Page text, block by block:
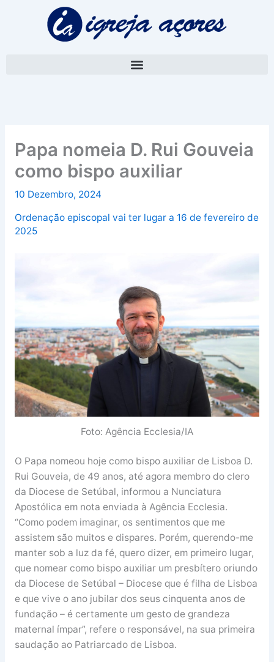
Papa nomeia D. Rui Gouveia
como bispo auxiliar
10 Dezembro, 2024
Ordenação episcopal vai ter lugar a 16 de fevereiro de
2025
Foto: Agência Ecclesia/IA
O Papa nomeou hoje como bispo auxiliar de Lisboa D.
Rui Gouveia, de 49 anos, até agora membro do clero
da Diocese de Setúbal, informou a Nunciatura
Apostólica em nota enviada à Agência Ecclesia.
“Como podem imaginar, os sentimentos que me
assistem são muitos e dispares. Porém, querendo-me
manter sob a luz da fé, quero dizer, em primeiro lugar,
que nomear como bispo auxiliar um presbítero oriundo
da Diocese de Setúbal – Diocese que é filha de Lisboa
e que vive o ano jubilar dos seus cinquenta anos de
fundação – é certamente um gesto de grandeza
maternal ímpar”, refere o responsável, na sua primeira
saudação ao Patriarcado de Lisboa.